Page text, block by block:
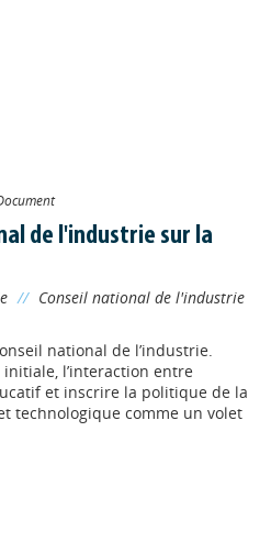
de l'industrie sur la
// Conseil national de l'industrie
national de l’industrie.
l’interaction entre
et inscrire la politique de la
technologique comme un volet